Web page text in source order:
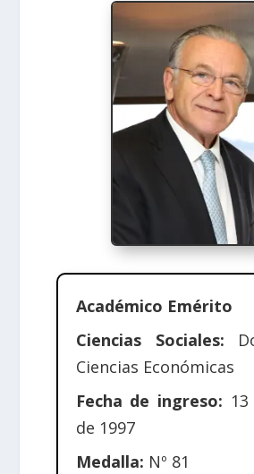
Académico Emérito
Ciencias Sociales:
Ciencias Económicas
Fecha de ingreso:
de 1997
Medalla: Nº 81